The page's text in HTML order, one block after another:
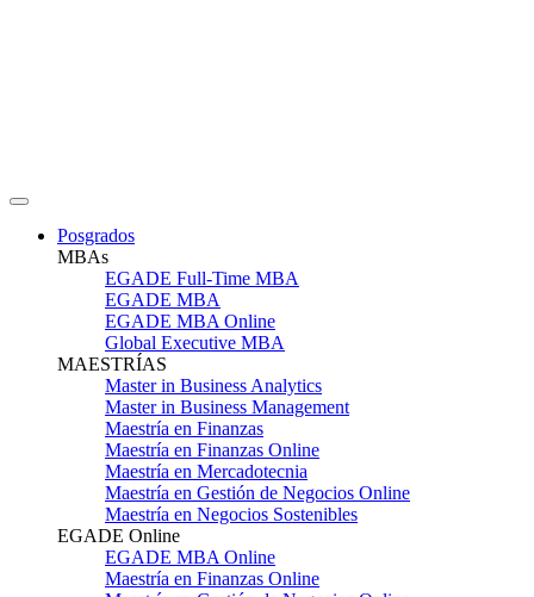
Posgrados
MBAs
EGADE Full-Time MBA
EGADE MBA
EGADE MBA Online
Global Executive MBA
MAESTRÍAS
Master in Business Analytics
Master in Business Management
Maestría en Finanzas
Maestría en Finanzas Online
Maestría en Mercadotecnia
Maestría en Gestión de Negocios Online
Maestría en Negocios Sostenibles
EGADE Online
EGADE MBA Online
Maestría en Finanzas Online